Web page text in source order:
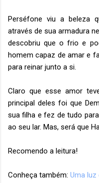
Perséfone viu a beleza
através de sua armadura
descobriu que o frio e
homem capaz de amar e
para reinar junto a si.
Claro que esse amor
principal deles foi que
sua filha e fez de tudo
ao seu lar. Mas, será que
Recomendo a leitura!
Conheça também: Uma luz